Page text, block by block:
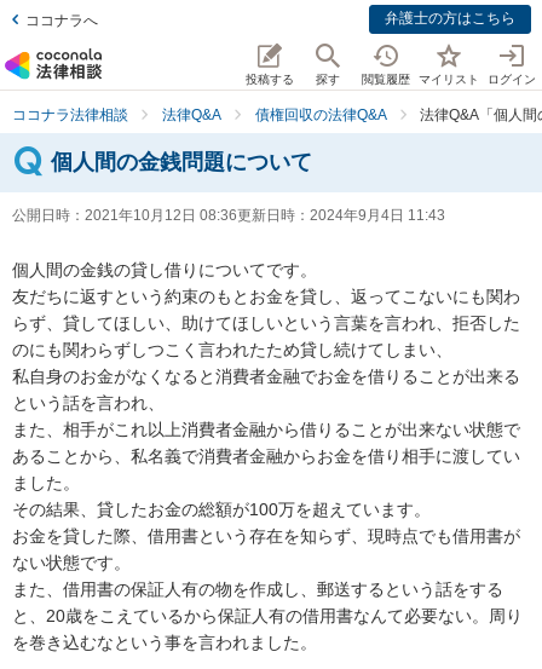
ココナラへ 弁護士の方はこちら
投稿する 探す 閲覧履歴 マイリスト ログイン
ココナラ法律相談 法律Q&A 債権回収の法律Q&A 法律Q&A「個人
個人間の金銭問題について
公開日時： 2021年10月12日 08:36更新日時： 2024年9月4日 11:43
個人間の金銭の貸し借りについてです。
友だちに返すという約束のもとお金を貸し、返ってこないにも関わ
らず、貸してほしい、助けてほしいという言葉を言われ、拒否した
のにも関わらずしつこく言われたため貸し続けてしまい、
私自身のお金がなくなると消費者金融でお金を借りることが出来る
という話を言われ、
また、相手がこれ以上消費者金融から借りることが出来ない状態で
あることから、私名義で消費者金融からお金を借り相手に渡してい
ました。
その結果、貸したお金の総額が100万を超えています。
お金を貸した際、借用書という存在を知らず、現時点でも借用書が
ない状態です。
また、借用書の保証人有の物を作成し、郵送するという話をする
と、20歳をこえているから保証人有の借用書なんて必要ない。周り
を巻き込むなという事を言われました。